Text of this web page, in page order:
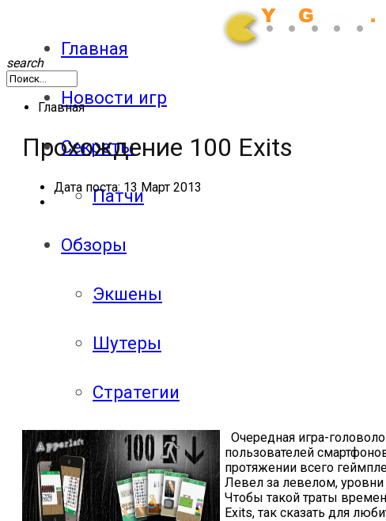
Главная
Новости игр
Секреты
Патчи
Обзоры
Экшены
Шутеры
Стратегии
Онлайн игры
Гонки
search
Главная
Прохождение 100 Exits
Дата поста: 13 Март 2013
Очередная игра-
пользователей
протяжении всего
Левел за левелом, уровни
Чтобы такой траты
Exits, так сказать для